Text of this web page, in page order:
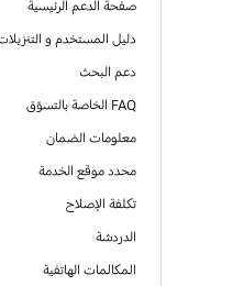
صفحة الدعم الرئيسية
دليل المستخدم و
دعم البحث
FAQ الخاصة بالتسوّق
معلومات الضمان
محدد موقع الخدمة
تكلفة الإصلاح
الدردشة
المكالمات الهاتفية